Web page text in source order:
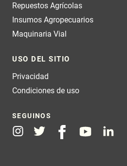
Repuestos Agrícolas
Insumos Agropecuarios
Maquinaria Vial
USO DEL SITIO
Privacidad
Condiciones de uso
SEGUINOS
InstagramTwitter FacebookYoutubeLinkedin